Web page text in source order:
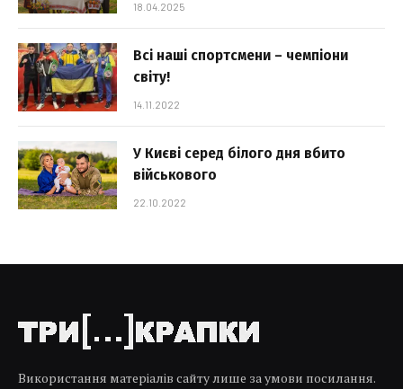
18.04.2025
Всі наші спортсмени – чемпіони
світу!
14.11.2022
У Києві серед білого дня вбито
військового
22.10.2022
Використання матеріалів сайту лише за умови посилання.